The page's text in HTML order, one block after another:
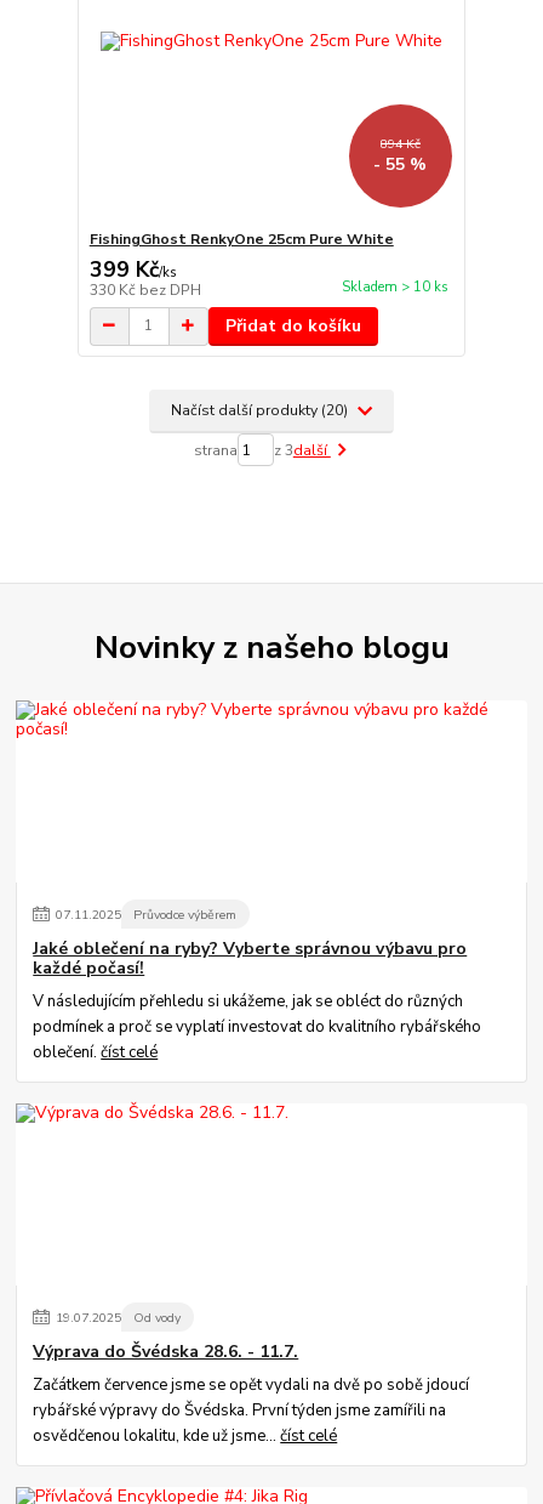
894 Kč
- 55 %
FishingGhost RenkyOne 25cm Pure White
399 Kč/ks
330 Kč bez DPH Skladem > 10 ks
Přidat do košíku
Načíst další produkty (20)
strana z 3další
Novinky z našeho blogu
07.11.2025 Průvodce výběrem
Jaké oblečení na ryby? Vyberte správnou výbavu pro
každé počasí!
V následujícím přehledu si ukážeme, jak se obléct do různých
podmínek a proč se vyplatí investovat do kvalitního rybářského
oblečení.číst celé
19.07.2025 Od vody
Výprava do Švédska 28.6. - 11.7.
Začátkem července jsme se opět vydali na dvě po sobě jdoucí
rybářské výpravy do Švédska. První týden jsme zamířili na
osvědčenou lokalitu, kde už jsme...číst celé